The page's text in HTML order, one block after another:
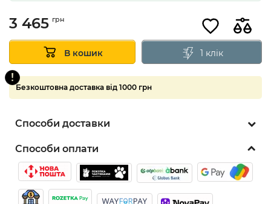
3 465 грн
В кошик 1 клік
Безкоштовна доставка від 1000 грн
Способи доставки
Способи оплати